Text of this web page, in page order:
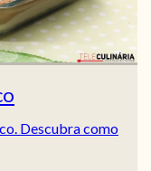
Descubra como